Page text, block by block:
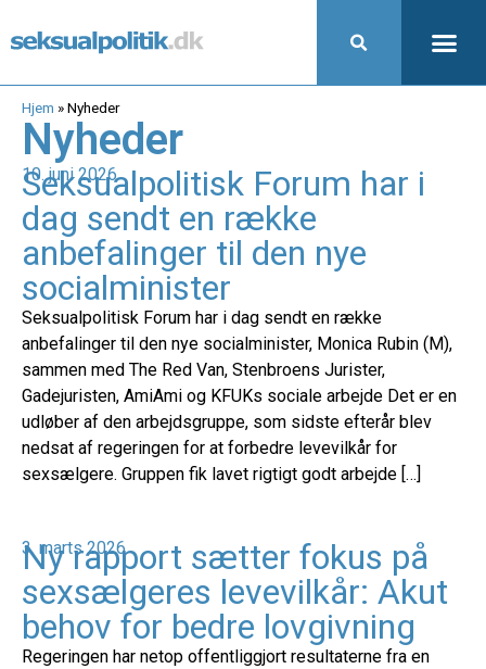
Hjem »Nyheder
Nyheder
10. juni 2026
Seksualpolitisk Forum har i
dag sendt en række
anbefalinger til den nye
socialminister
Seksualpolitisk Forum har i dag sendt en række
anbefalinger til den nye socialminister, Monica Rubin (M),
sammen med The Red Van, Stenbroens Jurister,
Gadejuristen, AmiAmi og KFUKs sociale arbejde Det er en
udløber af den arbejdsgruppe, som sidste efterår blev
nedsat af regeringen for at forbedre levevilkår for
sexsælgere. Gruppen fik lavet rigtigt godt arbejde […]
3. marts 2026
Ny rapport sætter fokus på
sexsælgeres levevilkår: Akut
behov for bedre lovgivning
Regeringen har netop offentliggjort resultaterne fra en